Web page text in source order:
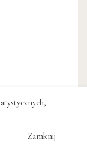
Zamknij